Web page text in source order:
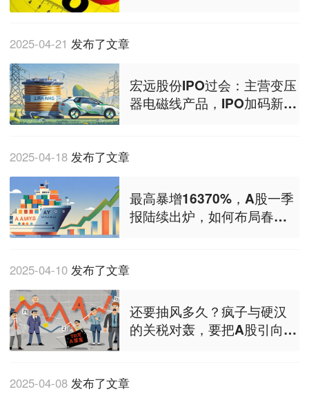
2025-04-21 发布了文章
宏远股份IPO过会：主营变压
器电磁线产品，IPO加码新能
2025-04-18 发布了文章
最高暴增16370%，A股一季
报陆续出炉，如何布局春季
2025-04-10 发布了文章
还要抽风多久？疯子与硬汉
的关税对轰，要把A股引向哪
2025-04-08 发布了文章